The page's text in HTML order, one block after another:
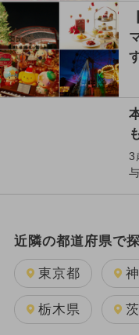
3
近隣の都道府県で
東京都
栃木県